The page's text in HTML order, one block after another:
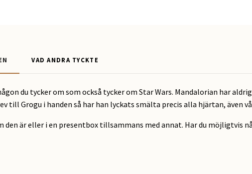
VAD ANDRA TYCKTE
du tycker om som också tycker om Star Wars. Mandalorian har
till Grogu i handen så har han lyckats smälta precis alla hjärtan, även
den är eller i en presentbox tillsammans med annat. Har du möjligtvis